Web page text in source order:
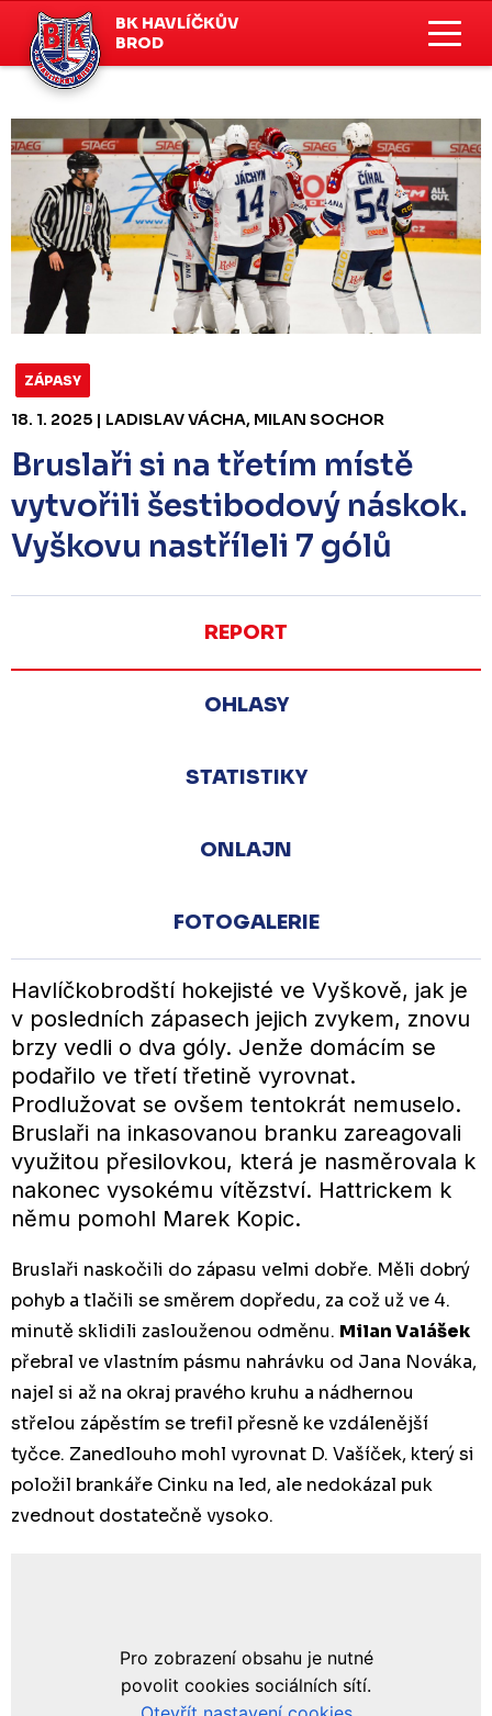
BK HAVLÍČKŮV
BROD
ZÁPASY
18. 1. 2025 | LADISLAV VÁCHA, MILAN SOCHOR
Bruslaři si na třetím místě
vytvořili šestibodový náskok.
Vyškovu nastříleli 7 gólů
REPORT
OHLASY
STATISTIKY
ONLAJN
FOTOGALERIE
Havlíčkobrodští hokejisté ve Vyškově, jak je
v posledních zápasech jejich zvykem, znovu
brzy vedli o dva góly. Jenže domácím se
podařilo ve třetí třetině vyrovnat.
Prodlužovat se ovšem tentokrát nemuselo.
Bruslaři na inkasovanou branku zareagovali
využitou přesilovkou, která je nasměrovala k
nakonec vysokému vítězství. Hattrickem k
němu pomohl Marek Kopic.
Bruslaři naskočili do zápasu velmi dobře. Měli dobrý
pohyb a tlačili se směrem dopředu, za což už ve 4.
minutě sklidili zaslouženou odměnu. Milan Valášek
přebral ve vlastním pásmu nahrávku od Jana Nováka,
najel si až na okraj pravého kruhu a nádhernou
střelou zápěstím se trefil přesně ke vzdálenější
tyčce. Zanedlouho mohl vyrovnat D. Vašíček, který si
položil brankáře Cinku na led, ale nedokázal puk
zvednout dostatečně vysoko.